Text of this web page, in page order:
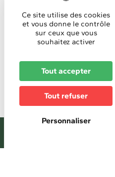
Tarifs
Mini chambre individuelle
Mini chambre double
Ce site utilise des cookies
et vous donne le contrôle
sur ceux que vous
souhaitez activer
Tout accepter
Tout refuser
Personnaliser